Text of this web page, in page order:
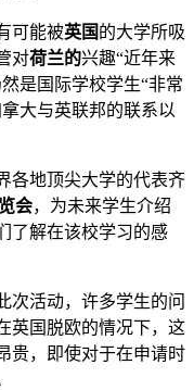
可能被英国 的大学所吸
对荷兰的兴趣“近年来
是国际学校学生“非常
大与英联邦的联系以
各地顶尖大学的代表齐
会，为未来学生介绍
了解在该校学习的感
次活动，许多学生的问
国脱欧的情况下，这
贵，即使对于在申请时